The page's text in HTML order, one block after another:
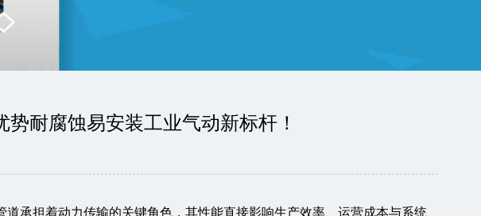
势耐腐蚀易安装工业气动新标杆！
道承担着动力传输的关键角色，其性能直接影响生产效率、运营成本与系统